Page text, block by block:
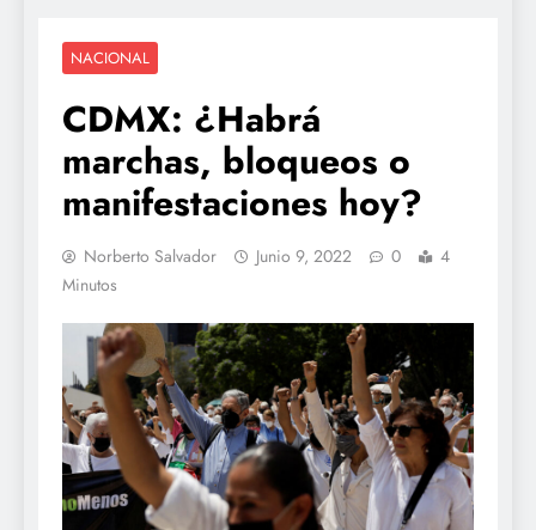
NACIONAL
CDMX: ¿Habrá
marchas, bloqueos o
manifestaciones hoy?
Norberto Salvador Junio 9, 2022 0
4
Minutos